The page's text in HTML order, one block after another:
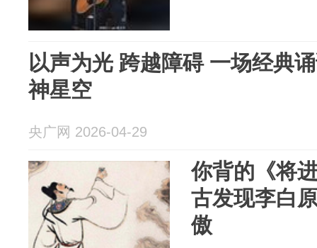
以声为光 跨越障碍 一场经典
神星空
央广网 2026-04-29
你背的《将
古发现李白
傲